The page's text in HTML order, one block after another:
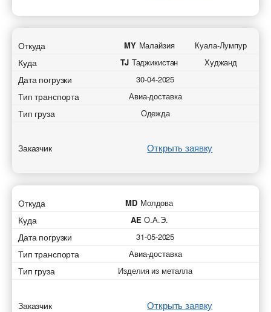
Откуда MY Малайзия Куала-Лумпур
Куда TJ Таджикистан Худжанд
Дата погрузки 30-04-2025
Тип транспорта Авиа-доставка
Тип груза Одежда
Заказчик Открыть заявку
Откуда MD Молдова
Куда AE О.А.Э.
Дата погрузки 31-05-2025
Тип транспорта Авиа-доставка
Тип груза Изделия из металла
Заказчик Открыть заявку